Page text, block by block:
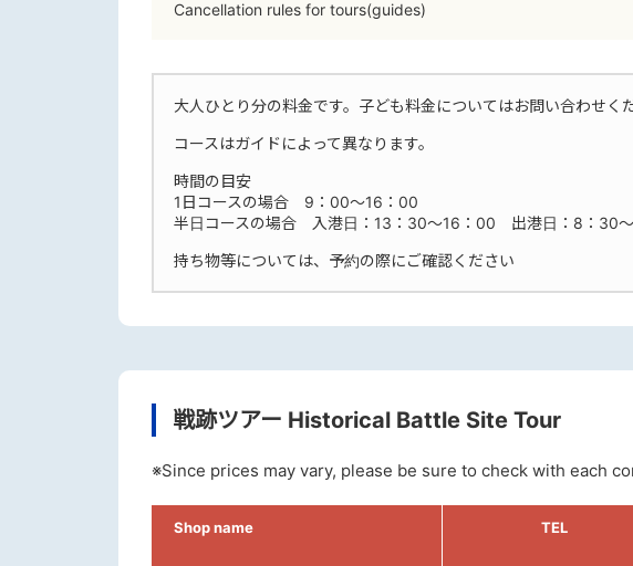
Cancellation rules for tours(guides)
大人ひとり分の料金です。子ども料金についてはお問い合わせくだ
コースはガイドによって異なります。
時間の目安
1日コースの場合 9：00～16：00
半日コースの場合 入港日：13：30～16：00 出港日：8：30
持ち物等については、予約の際にご確認ください
戦跡ツアー Historical Battle Site Tour
※Since prices may vary, please be sure to check with each
Shop name TEL